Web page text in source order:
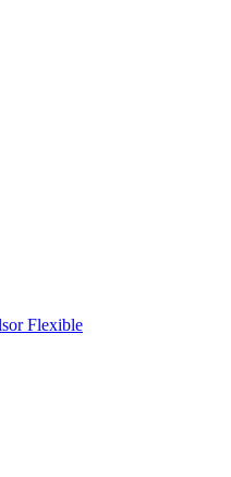
Flexible